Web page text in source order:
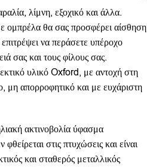
λίμνη, εξοχικό και άλλα.
ομπρέλα θα σας προσφέρει αίσθηση
να περάσετε υπέροχο
σας και τους φίλους σας.
υλικό Oxford, με αντοχή στη
απορροφητικό και με ευχάριστη
ακτινοβολία ύφασμα
στις πτυχώσεις και είναι
και σταθερός μεταλλικός